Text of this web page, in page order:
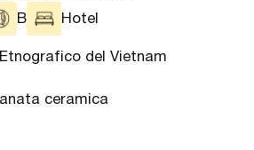
B Hotel
del Vietnam
ceramica